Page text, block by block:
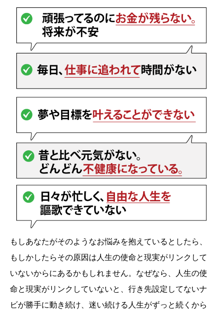
もしあなたがそのようなお悩みを抱えているとしたら、
もしかしたらその原因は人生の使命と現実がリンクして
いないからにあるかもしれません。なぜなら、人生の使
命と現実がリンクしていないと、行き先設定してないナ
ビが勝手に動き続け、迷い続ける人生がずっと続くから